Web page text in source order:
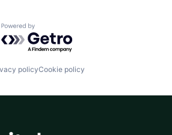
Powered by Getro.com
policyCookie policy